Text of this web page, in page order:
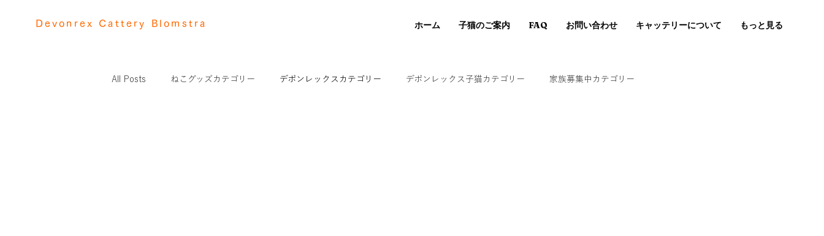
Devonrex Cattery Blomstra ホーム 子猫のご案内 FAQ お問い合わせ キャッテリーについて もっと見る
All Posts ねこグッズカテゴリー デボンレックスカテゴリー デボンレックス子猫カテゴリー 家族募集中カテゴリー